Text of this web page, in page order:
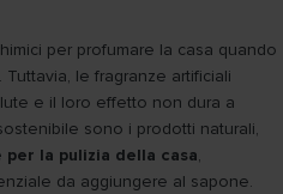
per profumare la casa quando
le fragranze artificiali
e il loro effetto non dura a
sono i prodotti naturali,
per la pulizia della casa,
da aggiungere al sapone.